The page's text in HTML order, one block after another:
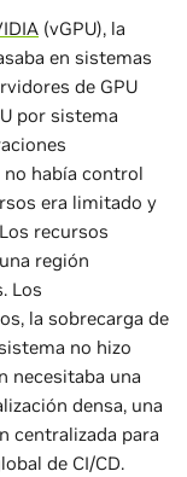
(vGPU), la
en sistemas
de GPU
por sistema
había control
era limitado y
recursos
región
Los
la sobrecarga de
no hizo
necesitaba una
densa, una
centralizada para
de CI/CD.